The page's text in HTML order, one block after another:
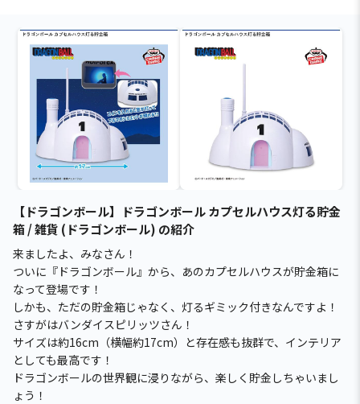
【ドラゴンボール】ドラゴンボール カプセルハウス灯る貯金
箱 / 雑貨 (ドラゴンボール) の紹介
来ましたよ、みなさん！
ついに『ドラゴンボール』から、あのカプセルハウスが貯金箱に
なって登場です！
しかも、ただの貯金箱じゃなく、灯るギミック付きなんですよ！
さすがはバンダイスピリッツさん！
サイズは約16cm（横幅約17cm）と存在感も抜群で、インテリア
としても最高です！
ドラゴンボールの世界観に浸りながら、楽しく貯金しちゃいまし
ょう！